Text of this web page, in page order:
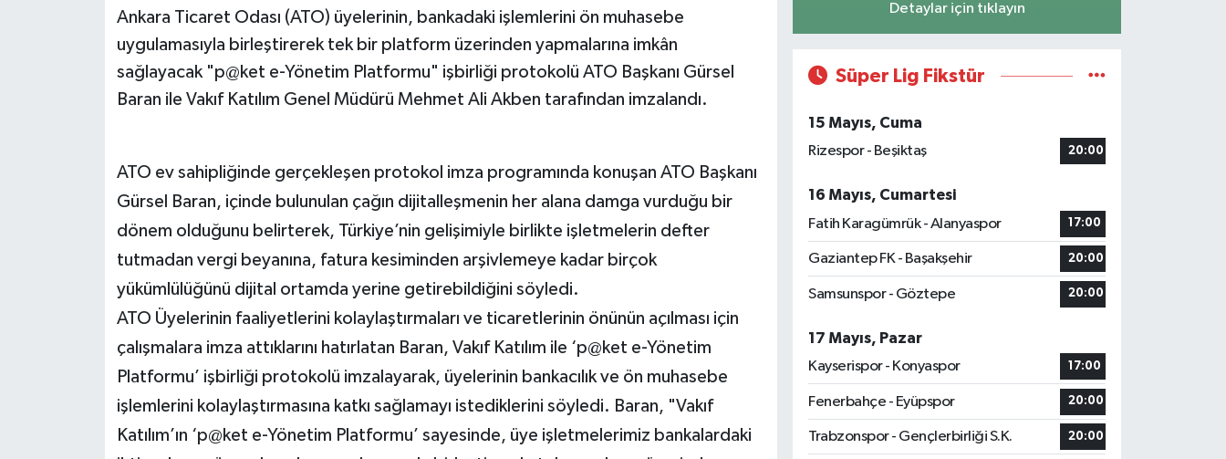
Ankara Ticaret Odası (ATO) üyelerinin, bankadaki işlemlerini ön muhasebe
uygulamasıyla birleştirerek tek bir platform üzerinden yapmalarına imkân
sağlayacak "p@ket e-Yönetim Platformu" işbirliği protokolü ATO Başkanı Gürsel
Baran ile Vakıf Katılım Genel Müdürü Mehmet Ali Akben tarafından imzalandı.
ATO ev sahipliğinde gerçekleşen protokol imza programında konuşan ATO Başkanı
Gürsel Baran, içinde bulunulan çağın dijitalleşmenin her alana damga vurduğu bir
dönem olduğunu belirterek, Türkiye’nin gelişimiyle birlikte işletmelerin defter
tutmadan vergi beyanına, fatura kesiminden arşivlemeye kadar birçok
yükümlülüğünü dijital ortamda yerine getirebildiğini söyledi.
ATO Üyelerinin faaliyetlerini kolaylaştırmaları ve ticaretlerinin önünün açılması için
çalışmalara imza attıklarını hatırlatan Baran, Vakıf Katılım ile ‘p@ket e-Yönetim
Platformu’ işbirliği protokolü imzalayarak, üyelerinin bankacılık ve ön muhasebe
işlemlerini kolaylaştırmasına katkı sağlamayı istediklerini söyledi. Baran, "Vakıf
Katılım’ın ‘p@ket e-Yönetim Platformu’ sayesinde, üye işletmelerimiz bankalardaki
Detaylar için tıklayın
Süper Lig Fikstür
15 Mayıs, Cuma
Rizespor - Beşiktaş
20:00
16 Mayıs, Cumartesi
Fatih Karagümrük - Alanyaspor
17:00
Gaziantep FK - Başakşehir 20:00
Samsunspor - Göztepe 20:00
17 Mayıs, Pazar
Kayserispor - Konyaspor
17:00
Fenerbahçe - Eyüpspor 20:00
Trabzonspor - Gençlerbirliği S.K. 20:00